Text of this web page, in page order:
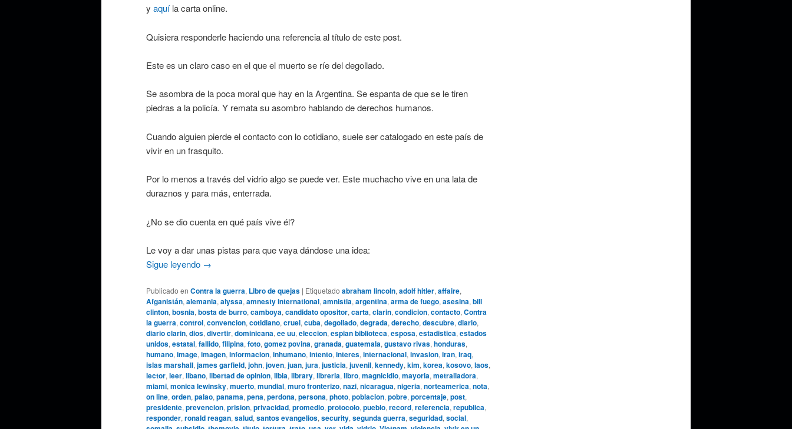
y aquíla carta online.
Quisiera responderle haciendo una referencia al título de este post.
Este es un claro caso en el que el muerto se ríe del degollado.
Se asombra de la poca moral que hay en la Argentina. Se espanta de que se le tiren
piedras a la policía. Y remata su asombro hablando de derechos humanos.
Cuando alguien pierde el contacto con lo cotidiano, suele ser catalogado en este país de
vivir en un frasquito.
Por lo menos a través del vidrio algo se puede ver. Este muchacho vive en una lata de
duraznos y para más, enterrada.
¿No se dio cuenta en qué país vive él?
Le voy a dar unas pistas para que vaya dándose una idea:
Sigue leyendo →
Publicado en Contra la guerra, Libro de quejas | Etiquetado abraham lincoln, adolf hitler, affaire,
Afganistán, alemania, alyssa, amnesty international, amnistia, argentina, arma de fuego, asesina, bill
clinton, bosnia, bosta de burro, camboya, candidato opositor, carta, clarin, condicion, contacto, Contra
la guerra, control, convencion, cotidiano, cruel, cuba, degollado, degrada, derecho, descubre, diario,
diario clarin, dios, divertir, dominicana, ee uu, eleccion, espian biblioteca, esposa, estadistica, estados
unidos, estatal, fallido, filipina, foto, gomez povina, granada, guatemala, gustavo rivas, honduras,
humano, image, imagen, informacion, inhumano, intento, interes, internacional, invasion, iran, iraq,
islas marshall, james garfield, john, joven, juan, jura, justicia, juvenil, kennedy, kim, korea, kosovo, laos,
lector, leer, libano, libertad de opinion, libia, library, libreria, libro, magnicidio, mayoria, metralladora,
miami, monica lewinsky, muerto, mundial, muro fronterizo, nazi, nicaragua, nigeria, norteamerica, nota,
on line, orden, palao, panama, pena, perdona, persona, photo, poblacion, pobre, porcentaje, post,
presidente, prevencion, prision, privacidad, promedio, protocolo, pueblo, record, referencia, republica,
responder, ronald reagan, salud, santos evangelios, security, segunda guerra, seguridad, social,